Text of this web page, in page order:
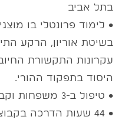
בתל אביב
• לימוד פרונטלי בו
בשיטת אוריון, הרקע
עקרונות התקשורת
היסוד בתפקוד ההורי.
• טיפול ב-3 משפחות וקבלת הדרכה קבוצתית לגביהן